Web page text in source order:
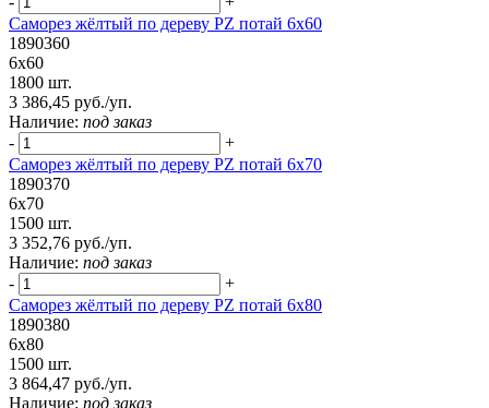
Саморез жёлтый по дереву PZ потай 6х60
1890360
6х60
1800 шт.
3 386,45 руб./уп.
Наличие: под заказ
-
+
Саморез жёлтый по дереву PZ потай 6х70
1890370
6х70
1500 шт.
3 352,76 руб./уп.
Наличие: под заказ
-
+
Саморез жёлтый по дереву PZ потай 6х80
1890380
6х80
1500 шт.
3 864,47 руб./уп.
Наличие: под заказ